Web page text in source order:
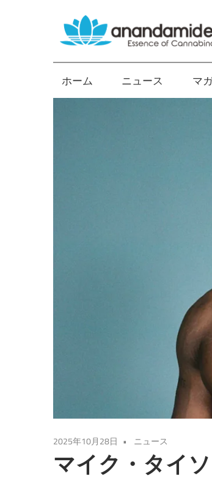
テ
ン
ツ
へ
ホーム
ニュース マ
2025年10月28日 ニュース
マイク・タイ